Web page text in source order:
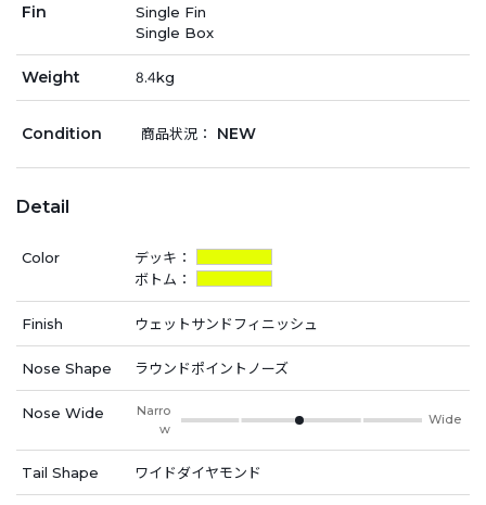
Fin
Single Fin
Single Box
Weight 8.4kg
Condition 商品状況： NEW
Detail
Color
デッキ：
ボトム：
Finish ウェットサンドフィニッシュ
Nose Shape ラウンドポイントノーズ
Nose Wide
Narro
w
Wide
Tail Shape ワイドダイヤモンド